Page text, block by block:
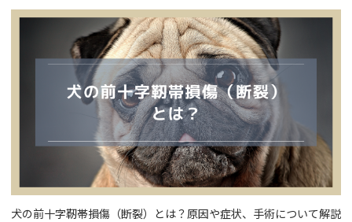
犬の前十字靭帯損傷（断裂）とは？原因や症状、手術について解説